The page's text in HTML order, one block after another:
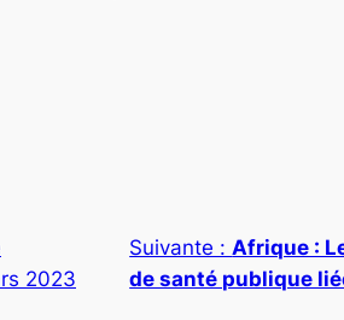
2023
Suivante :Afrique :
de santé publique